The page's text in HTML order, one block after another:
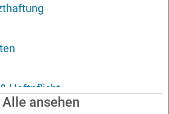
Haftpflicht
Alle ansehen